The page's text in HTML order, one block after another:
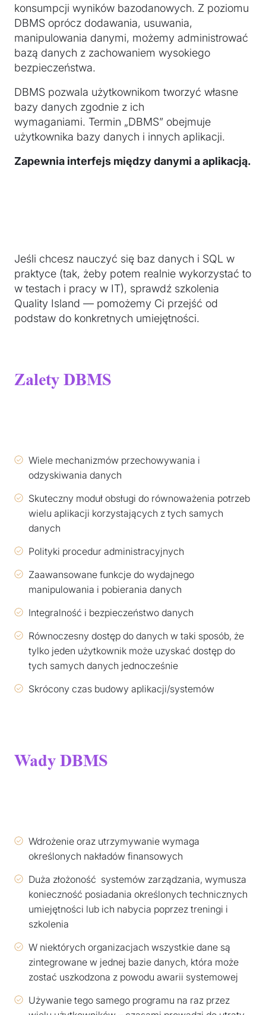
konsumpcji wyników bazodanowych. Z poziomu
DBMS oprócz dodawania, usuwania,
manipulowania danymi, możemy administrować
bazą danych z zachowaniem wysokiego
bezpieczeństwa.
DBMS pozwala użytkownikom tworzyć własne
bazy danych zgodnie z ich
wymaganiami. Termin „DBMS” obejmuje
użytkownika bazy danych i innych aplikacji.
Zapewnia interfejs między danymi a aplikacją.
Jeśli chcesz nauczyć się baz danych i SQL w
praktyce (tak, żeby potem realnie wykorzystać to
w testach i pracy w IT), sprawdź szkolenia
Quality Island — pomożemy Ci przejść od
podstaw do konkretnych umiejętności.
Zalety DBMS
Wiele mechanizmów przechowywania i
odzyskiwania danych
Skuteczny moduł obsługi do równoważenia potrzeb
wielu aplikacji korzystających z tych samych
danych
Polityki procedur administracyjnych
Zaawansowane funkcje do wydajnego
manipulowania i pobierania danych
Integralność i bezpieczeństwo danych
Równoczesny dostęp do danych w taki sposób, że
tylko jeden użytkownik może uzyskać dostęp do
tych samych danych jednocześnie
Skrócony czas budowy aplikacji/systemów
Wady DBMS
Wdrożenie oraz utrzymywanie wymaga
określonych nakładów finansowych
Duża złożoność systemów zarządzania, wymusza
konieczność posiadania określonych technicznych
umiejętności lub ich nabycia poprzez treningi i
szkolenia
W niektórych organizacjach wszystkie dane są
zintegrowane w jednej bazie danych, która może
zostać uszkodzona z powodu awarii systemowej
Używanie tego samego programu na raz przez